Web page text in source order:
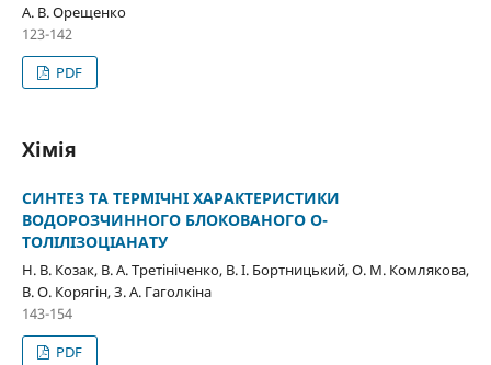
А. В. Орещенко
123-142
PDF
Хімія
СИНТЕЗ ТА ТЕРМІЧНІ ХАРАКТЕРИСТИКИ
ВОДОРОЗЧИННОГО БЛОКОВАНОГО О-
ТОЛІЛІЗОЦІАНАТУ
Н. В. Козак, В. А. Третініченко, В. І. Бортницький, О. М. Комлякова,
В. О. Корягін, З. А. Гаголкіна
143-154
PDF